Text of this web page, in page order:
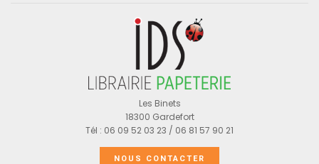
Les Binets
18300 Gardefort
Tél : 06 09 52 03 23 / 06 81 57 90 21
NOUS CONTACTER